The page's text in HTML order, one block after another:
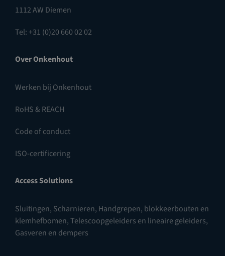
1112 AW Diemen
Tel: +31 (0)20 660 02 02
Over Onkenhout
Werken bij Onkenhout
RoHS & REACH
Code of conduct
ISO-certificering
Access Solutions
Sluitingen, Scharnieren, Handgrepen, blokkeerbouten en
klemhefbomen,Telescoopgeleiders en lineaire geleiders,
Gasveren en dempers